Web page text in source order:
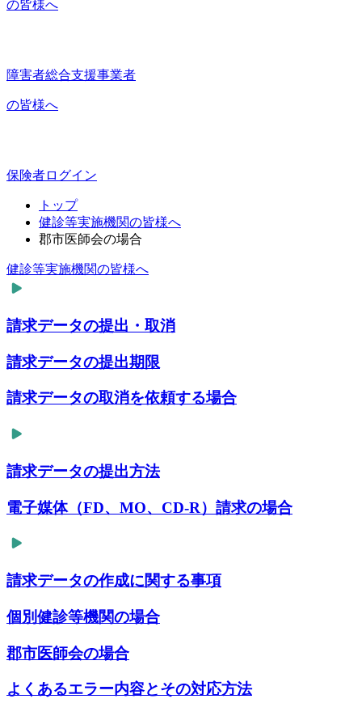
の皆様へ
障害者総合支援事業者
の皆様へ
保険者ログイン
トップ
健診等実施機関の皆様へ
郡市医師会の場合
健診等実施機関の皆様へ
請求データの提出・取消
請求データの提出期限
請求データの取消を依頼する場合
請求データの提出方法
電子媒体（FD、MO、CD-R）請求の場合
請求データの作成に関する事項
個別健診等機関の場合
郡市医師会の場合
よくあるエラー内容とその対応方法